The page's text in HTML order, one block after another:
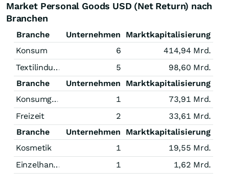
Market Personal Goods USD (Net Return) nach
Branchen
Branche Unternehmen
Marktkapitalisierung
Konsum
6
414,94 Mrd.
Textilindustrie
5
98,60 Mrd.
Branche
Unternehmen
Marktkapitalisierung
Konsumgüter
1
73,91 Mrd.
Freizeit
2
33,61 Mrd.
Branche
Unternehmen
Marktkapitalisierung
Kosmetik
1
19,55 Mrd.
Einzelhandel
1 1,62 Mrd.